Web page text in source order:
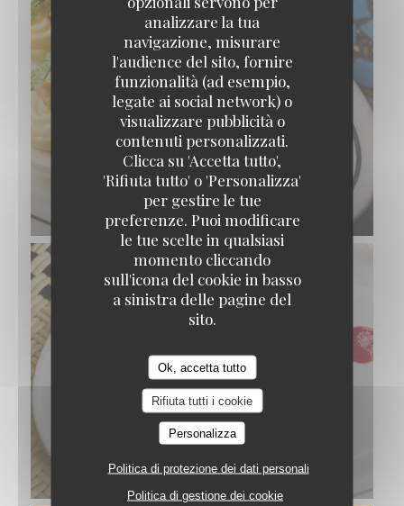
analizzare la tua
navigazione, misurare
l'audience del sito, fornire
funzionalità (ad esempio,
legate ai social network) o
visualizzare pubblicità o
contenuti personalizzati.
Clicca su 'Accetta tutto',
'Rifiuta tutto' o 'Personalizza'
per gestire le tue
preferenze. Puoi modificare
le tue scelte in qualsiasi
momento cliccando
sull'icona del cookie in basso
a sinistra delle pagine del
sito.
Ok, accetta tutto
Rifiuta tutti i cookie
Personalizza
Politica di protezione dei dati personali
Politica di gestione dei cookie
ŒUFS MAYONNAISE
TARTE AUX FRAMBOISES